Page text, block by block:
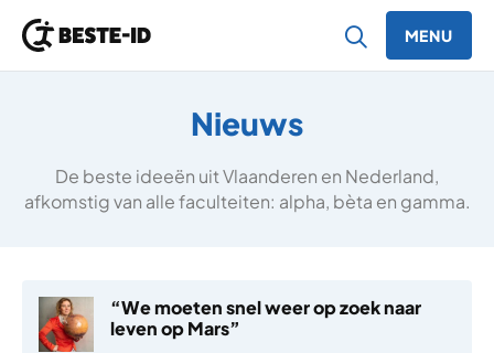
MENU
Nieuws
De beste ideeën uit Vlaanderen en Nederland,
afkomstig van alle faculteiten: alpha, bèta en gamma.
“We moeten snel weer op zoek naar
leven op Mars”